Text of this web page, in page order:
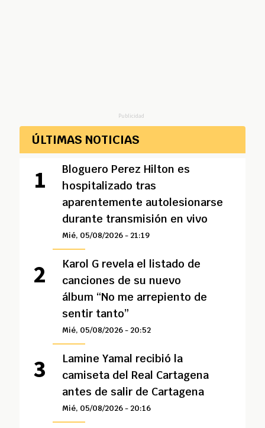
Publicidad
ÚLTIMAS NOTICIAS
Bloguero Perez Hilton es
hospitalizado tras
aparentemente autolesionarse
durante transmisión en vivo
Mié, 05/08/2026 - 21:19
Karol G revela el listado de
canciones de su nuevo
álbum “No me arrepiento de
sentir tanto”
Mié, 05/08/2026 - 20:52
Lamine Yamal recibió la
camiseta del Real Cartagena
antes de salir de Cartagena
Mié, 05/08/2026 - 20:16